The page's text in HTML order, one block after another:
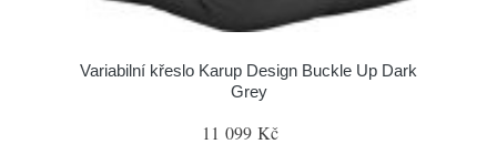
Variabilní křeslo Karup Design Buckle Up Dark
Grey
11 099 Kč